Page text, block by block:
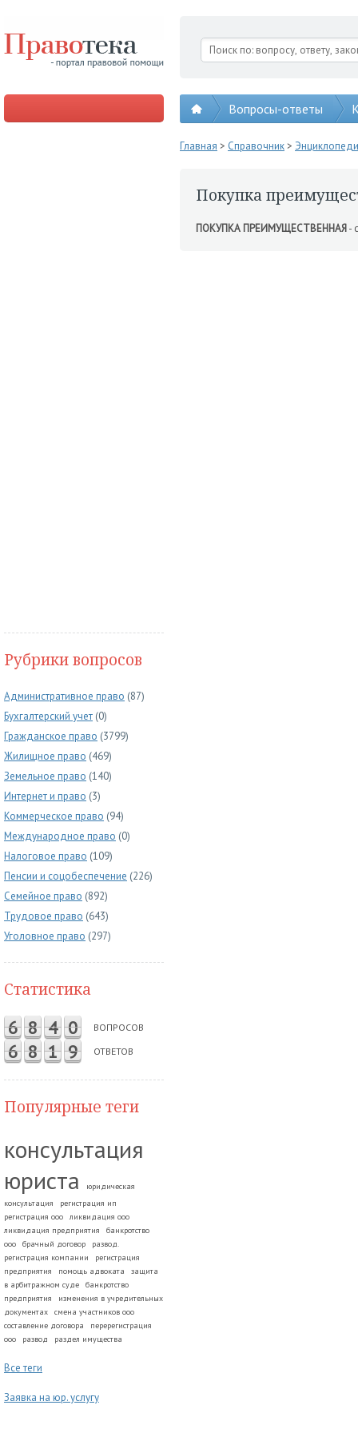
Вопросы-ответы
Рубрики вопросов
Административное право (87)
Бухгалтерский учет (0)
Гражданское право (3799)
Жилищное право (469)
Земельное право (140)
Интернет и право (3)
Коммерческое право (94)
Международное право (0)
Налоговое право (109)
Пенсии и соцобеспечение (226)
Семейное право (892)
Трудовое право (643)
Уголовное право (297)
Статистика
6 8 4 0 ВОПРОСОВ
6 8 1 9 ОТВЕТОВ
Популярные теги
консультация
юриста
юридическая
консультация
регистрация ип
регистрация ооо
ликвидация ооо
ликвидация предприятия
банкротство
ооо
брачный договор
развод.
регистрация компании
регистрация
предприятия
помощь адвоката
защита
в арбитражном суде
банкротство
предприятия
изменения в учредительных
документах
смена участников ооо
составление договора
перерегистрация
ооо
развод раздел имущества
Все теги
Заявка на юр. услугу
Главная > Справочник>
Покупка
ПОКУПКА ПРЕИМУЩЕСТВЕННАЯ-